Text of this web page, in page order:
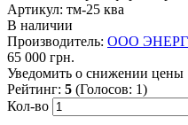
Артикул: тм-25 ква
В наличии
Производитель: ООО
65 000 грн.
Уведомить о снижении цены
Рейтинг: 5 (Голосов: 1)
Кол-во